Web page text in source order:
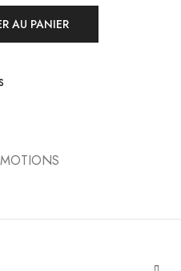
AU PANIER